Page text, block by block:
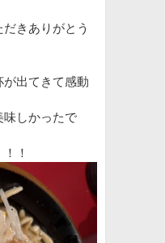
きありがとう
出てきて感動
味しかったで
！